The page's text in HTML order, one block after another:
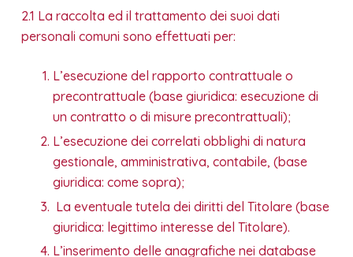
2.1 La raccolta ed il trattamento dei suoi dati
personali comuni sono effettuati per:
L’esecuzione del rapporto contrattuale o
precontrattuale (base giuridica: esecuzione di
un contratto o di misure precontrattuali);
L’esecuzione dei correlati obblighi di natura
gestionale, amministrativa, contabile, (base
giuridica: come sopra);
La eventuale tutela dei diritti del Titolare (base
giuridica: legittimo interesse del Titolare).
L’inserimento delle anagrafiche nei database